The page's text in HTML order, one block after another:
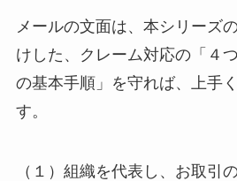
メールの文面は、本シリーズ
けした、クレーム対応の「４つ
の基本手順」を守れば、上手
す。
（１）組織を代表し、お取引